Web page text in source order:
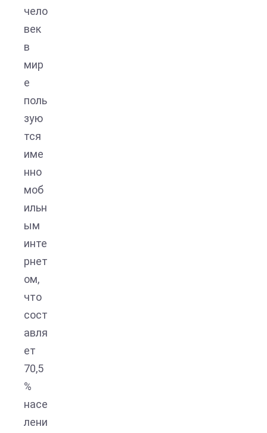
чело
век
в
мир
е
поль
зую
тся
име
нно
моб
ильн
ым
инте
рнет
ом,
что
сост
авля
ет
70,5
%
насе
лени